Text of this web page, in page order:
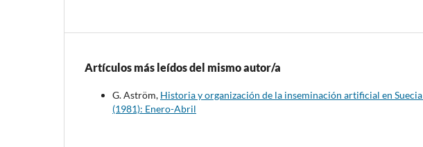
Artículos más leídos del mismo autor/a
G. Aström, Historia y organización de la inseminación artificial en Suecia
(1981): Enero-Abril